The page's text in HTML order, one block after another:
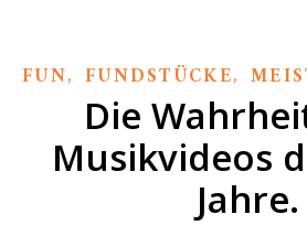
FUN, FUNDSTÜCKE,
Die
Musikvideos
Jahre.